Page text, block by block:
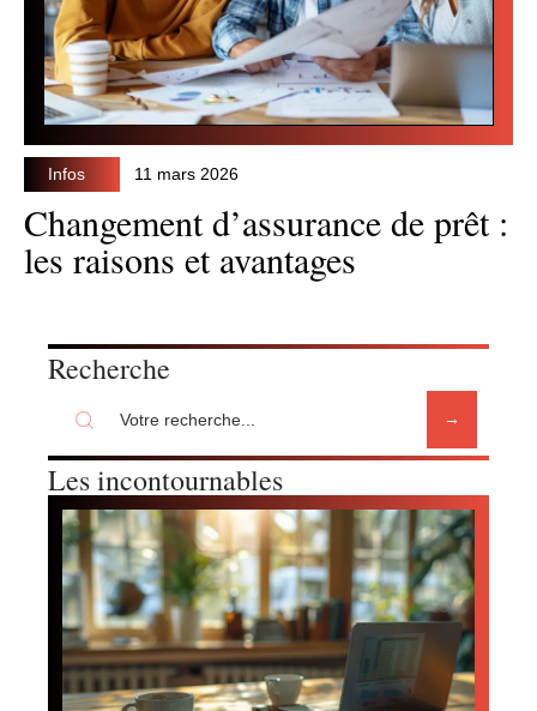
Infos 11 mars 2026
Changement d’assurance de prêt :
les raisons et avantages
Recherche
Les incontournables